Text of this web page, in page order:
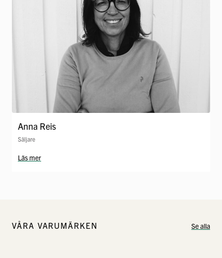
Anna Reis
Säljare
Läs mer
VÅRA VARUMÄRKEN Se alla